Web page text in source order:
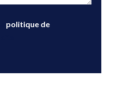
politique de